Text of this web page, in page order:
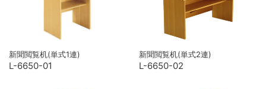
新聞閲覧机(単式1連)
L-6650-01
新聞閲覧机(単式2連)
L-6650-02